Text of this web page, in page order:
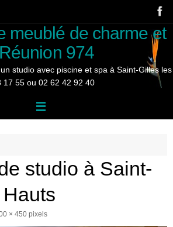
meublé de charme et
974
studio avec piscine et spa à Saint-Gilles les
17 55 ou 02 62 42 92 40
studio à Saint-
× 450 pixels